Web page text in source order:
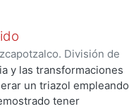
de cicloadición de
se genera "in
obteniéndose el
División de
;Sánchez Eleuterio,
;Lomas Romero,
y las transformaciones
un triazol empleando
tener